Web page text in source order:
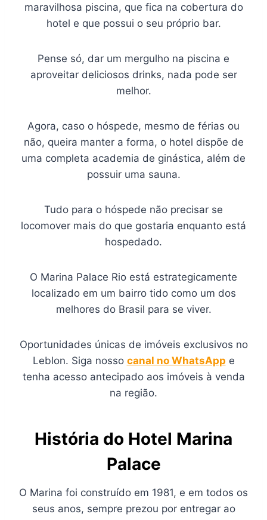
maravilhosa piscina, que fica na cobertura do
hotel e que possui o seu próprio bar.
Pense só, dar um mergulho na piscina e
aproveitar deliciosos drinks, nada pode ser
melhor.
Agora, caso o hóspede, mesmo de férias ou
não, queira manter a forma, o hotel dispõe de
uma completa academia de ginástica, além de
possuir uma sauna.
Tudo para o hóspede não precisar se
locomover mais do que gostaria enquanto está
hospedado.
O Marina Palace Rio está estrategicamente
localizado em um bairro tido como um dos
melhores do Brasil para se viver.
Oportunidades únicas de imóveis exclusivos no
Leblon. Siga nosso canal no WhatsApp e
tenha acesso antecipado aos imóveis à venda
na região.
História do Hotel Marina
Palace
O Marina foi construído em 1981, e em todos os
seus anos, sempre prezou por entregar ao